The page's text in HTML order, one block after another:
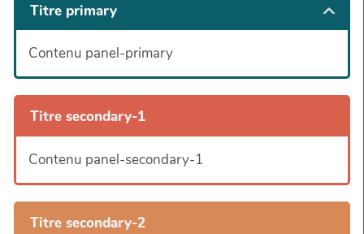
Titre primary
Contenu panel-primary
Titre secondary-1
Contenu panel-secondary-1
Titre secondary-2